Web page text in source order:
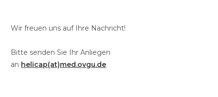
Wir freuen uns auf Ihre Nachricht!
Bitte senden Sie Ihr Anliegen
an helicap(at)med.ovgu.de